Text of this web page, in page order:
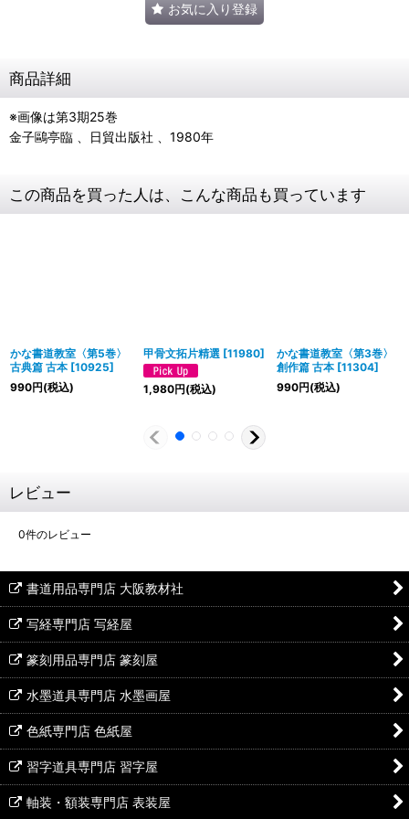
お気に入り登録
商品詳細
※画像は第3期25巻
金子鷗亭臨 、日貿出版社 、1980年
この商品を買った人は、こんな商品も買っています
かな書道教室〈第5巻〉
古典篇 古本 [10925]
990円(税込)
甲骨文拓片精選 [11980]
1,980円(税込)
かな書道教室〈第3巻〉
創作篇 古本 [11304]
990円(税込)
レビュー
0件のレビュー
書道用品専門店 大阪教材社
写経専門店 写経屋
篆刻用品専門店 篆刻屋
水墨道具専門店 水墨画屋
色紙専門店 色紙屋
習字道具専門店 習字屋
軸装・額装専門店 表装屋